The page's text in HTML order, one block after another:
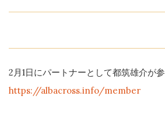
2月1日にパートナーとして都筑雄介が参
https://albacross.info/member